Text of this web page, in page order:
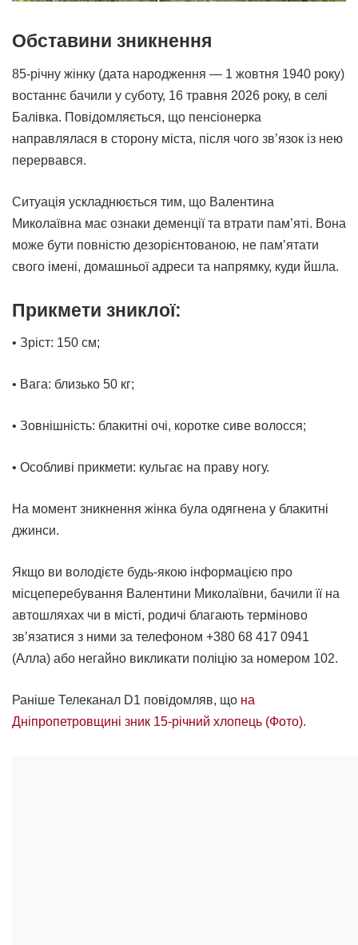
Обставини зникнення
85-річну жінку (дата народження — 1 жовтня 1940 року)
востаннє бачили у суботу, 16 травня 2026 року, в селі
Балівка. Повідомляється, що пенсіонерка
направлялася в сторону міста, після чого зв’язок із нею
перервався.
Ситуація ускладнюється тим, що Валентина
Миколаївна має ознаки деменції та втрати пам’яті. Вона
може бути повністю дезорієнтованою, не пам’ятати
свого імені, домашньої адреси та напрямку, куди йшла.
Прикмети зниклої:
• Зріст: 150 см;
• Вага: близько 50 кг;
• Зовнішність: блакитні очі, коротке сиве волосся;
• Особливі прикмети: кульгає на праву ногу.
На момент зникнення жінка була одягнена у блакитні
джинси.
Якщо ви володієте будь-якою інформацією про
місцеперебування Валентини Миколаївни, бачили її на
автошляхах чи в місті, родичі благають терміново
зв’язатися з ними за телефоном +380 68 417 0941
(Алла) або негайно викликати поліцію за номером 102.
Раніше Телеканал D1 повідомляв, що на
Дніпропетровщині зник 15-річний хлопець (Фото).